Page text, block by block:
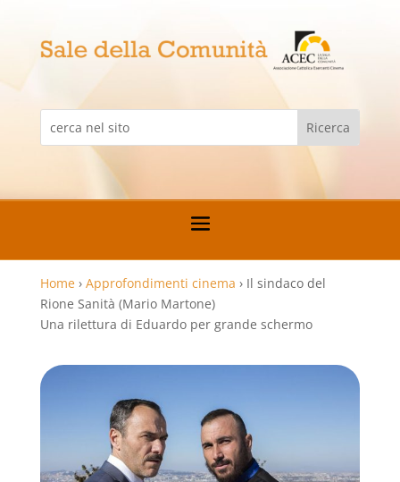
Home › Approfondimenti cinema › Il sindaco del
Rione Sanità (Mario Martone)
Una rilettura di Eduardo per grande schermo